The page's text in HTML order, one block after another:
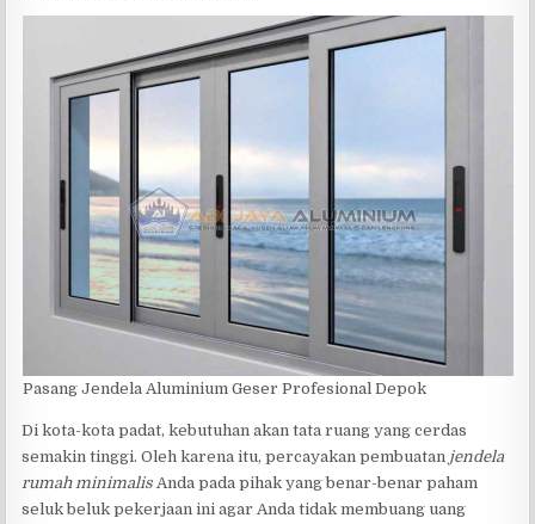
Pasang Jendela Aluminium Geser Profesional Depok
Di kota-kota padat, kebutuhan akan tata ruang yang cerdas
semakin tinggi. Oleh karena itu, percayakan pembuatan jendela
rumah minimalis Anda pada pihak yang benar-benar paham
seluk beluk pekerjaan ini agar Anda tidak membuang uang